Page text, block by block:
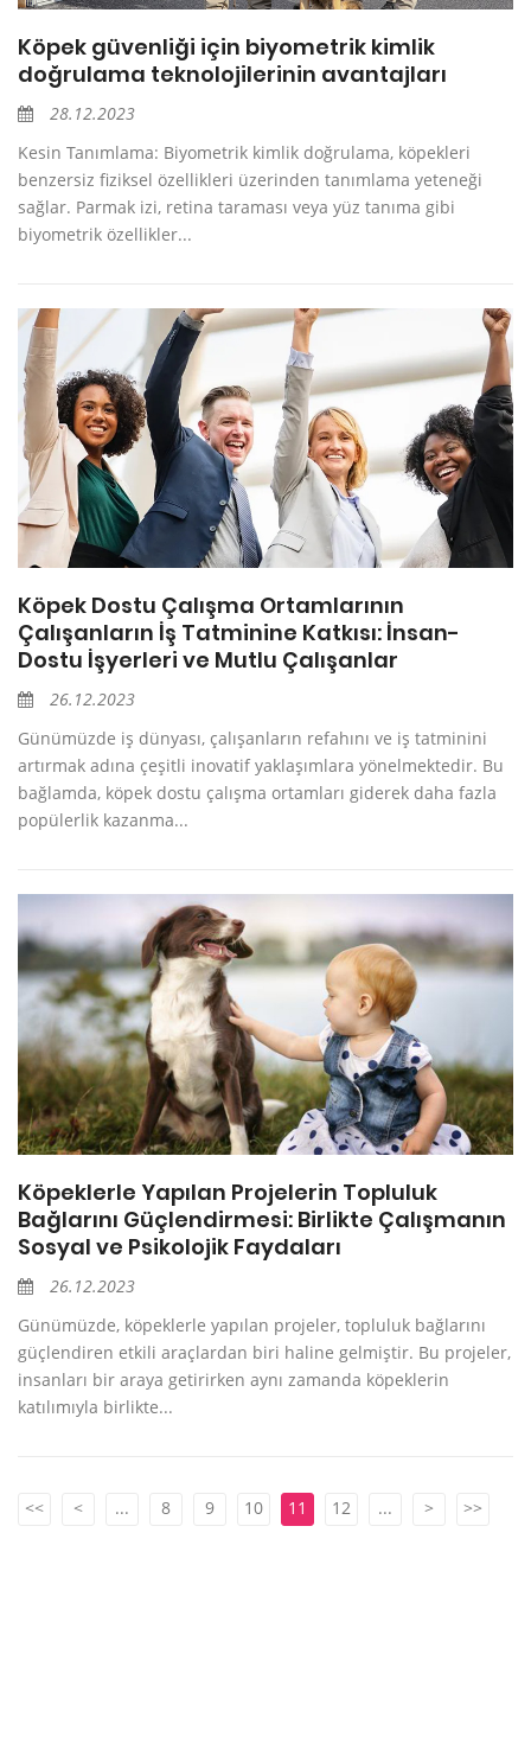
Köpek güvenliği için biyometrik kimlik
doğrulama teknolojilerinin avantajları
28.12.2023
Kesin Tanımlama: Biyometrik kimlik doğrulama, köpekleri
benzersiz fiziksel özellikleri üzerinden tanımlama yeteneği
sağlar. Parmak izi, retina taraması veya yüz tanıma gibi
biyometrik özellikler...
Köpek Dostu Çalışma Ortamlarının
Çalışanların İş Tatminine Katkısı: İnsan-
Dostu İşyerleri ve Mutlu Çalışanlar
26.12.2023
Günümüzde iş dünyası, çalışanların refahını ve iş tatminini
artırmak adına çeşitli inovatif yaklaşımlara yönelmektedir. Bu
bağlamda, köpek dostu çalışma ortamları giderek daha fazla
popülerlik kazanma...
Köpeklerle Yapılan Projelerin Topluluk
Bağlarını Güçlendirmesi: Birlikte Çalışmanın
Sosyal ve Psikolojik Faydaları
26.12.2023
Günümüzde, köpeklerle yapılan projeler, topluluk bağlarını
güçlendiren etkili araçlardan biri haline gelmiştir. Bu projeler,
insanları bir araya getirirken aynı zamanda köpeklerin
katılımıyla birlikte...
<< < ... 8 9 10 11 12 ... > >>